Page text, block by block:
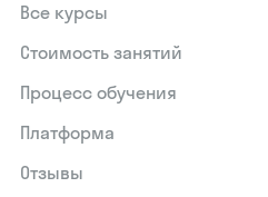
Все курсы
Стоимость занятий
Процесс обучения
Платформа
Отзывы